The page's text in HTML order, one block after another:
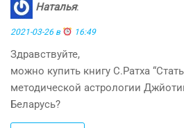
Наталья:
2021-03-26 в 16:49
Здравствуйте,
можно купить книгу С.Ратха
методической астрологии
Беларусь?